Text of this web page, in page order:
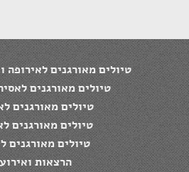
טיולים מאורגנים לאירופה
טיולים מאורגנים
טיולים מאורגנים
טיולים מאורגנים
טיולים מאורגנים
הרצאות